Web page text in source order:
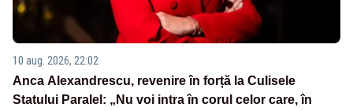
10 aug. 2026, 22:02
Anca Alexandrescu, revenire în forță la Culisele
Statului Paralel: „Nu voi intra în corul celor care, în